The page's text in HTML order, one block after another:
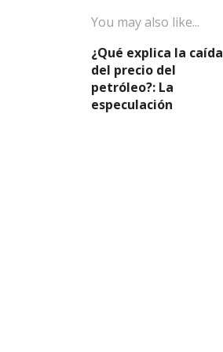
You may also like...
¿Qué explica la caída
del precio del
petróleo?: La
especulación